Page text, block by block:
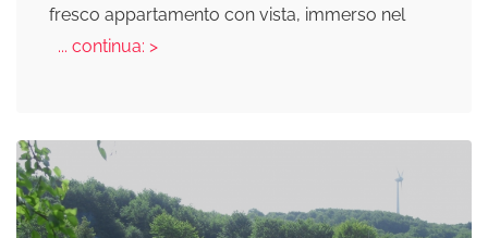
fresco appartamento con vista, immerso nel
... continua: >